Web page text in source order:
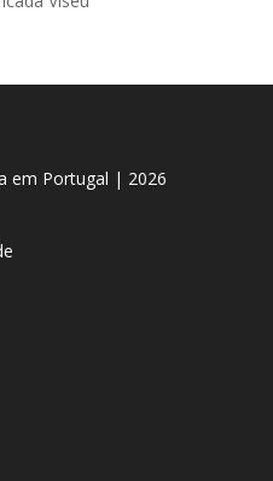
em Portugal | 2026